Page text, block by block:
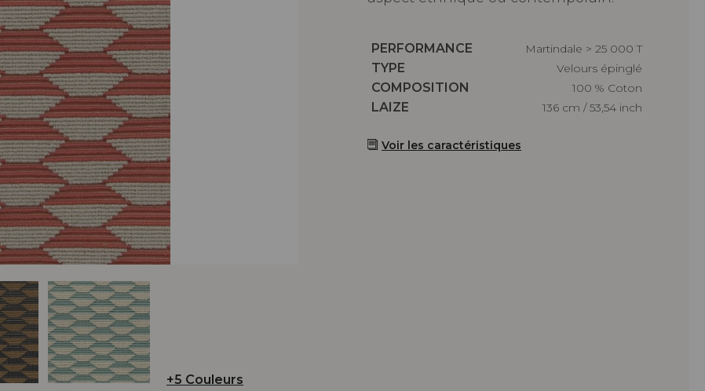
+5 Couleurs
Caractéristiques
PERFORMANCE
Martindale > 25 000 T
Caractéristiques
TYPE
Velours épinglé
Caractéristiques
COMPOSITION
100 % Coton
Caractéristiques
LAIZE 136 cm / 53,54 inch
Voir les caractéristiques